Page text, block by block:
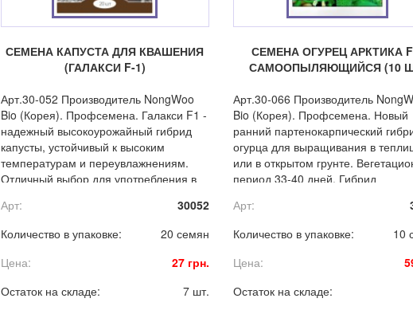
СЕМЕНА КАПУСТА ДЛЯ КВАШЕНИЯ
(ГАЛАКСИ F-1)
Арт.30-052 Производитель NongWoo
Bio (Корея). Профсемена. Галакси F1 -
надежный высокоурожайный гибрид
капусты, устойчивый к высоким
температурам и переувлажнениям.
Отличный выбор для употребления в
Арт:
30052
Количество в упаковке:
20 семян
Цена:
27 грн.
Остаток на складе:
7 шт.
СЕМЕНА ОГУРЕЦ АРКТИКА
САМООПЫЛЯЮЩИЙСЯ (10
Арт.30-066 Производитель
Bio (Корея). Профсемена. Новый
ранний партенокарпический
огурца для выращивания в
или в открытом грунте.
период 33-40 дней. Гибрид
урожайностью и отличным
Арт:
Количество в упаковке:
10
Цена:
Остаток на складе: